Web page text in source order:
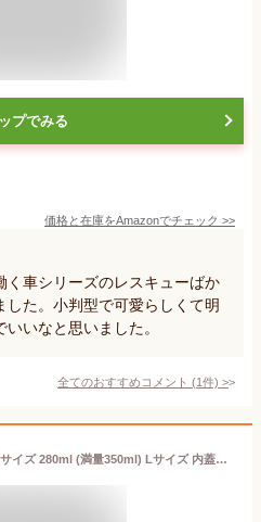
プでみる
価格と在庫をAmazonでチェック >>
く車シリーズのレスキューばか
した。小判型で可愛らしくて明
いなと思いました。
全てのおすすめコメント (1件) >
【名入れ】アルミ 弁当箱 Sサイズ 280ml (満量350ml) Lサイズ 内蓋付 名前のみ・選べるフォン ト日本製 子供 名入れ 名前入り メッセージOK 送料無料 入園祝い 入学 入学式 祝い 弁当箱 小さめ 幼稚園 新学期 名前 卒園 記念品 保育園 お弁当箱 アルミ オリジナル